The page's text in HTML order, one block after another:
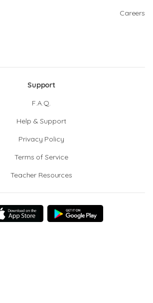
Careers
Support
F.A.Q.
Help & Support
Privacy Policy
Terms of Service
Teacher Resources